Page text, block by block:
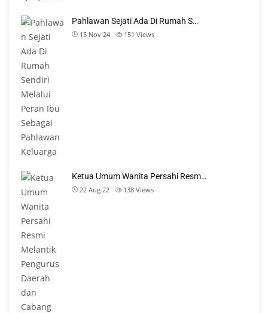
Pahlawan Sejati Ada Di Rumah S…
15 Nov 24 151 Views
Ketua Umum Wanita Persahi Resm…
22 Aug 22 138 Views